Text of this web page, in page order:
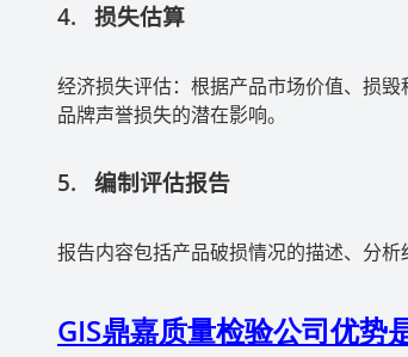
4. 损失估算
经济损失评估：根据产品市场价值、损
品牌声誉损失的潜在影响。
5. 编制评估报告
报告内容包括产品破损情况的描述、分
GIS鼎嘉质量检验公司优势